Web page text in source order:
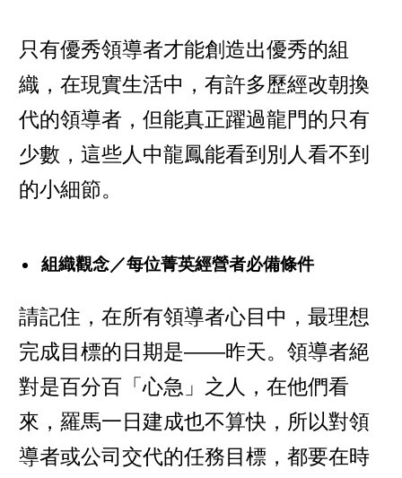
只有優秀領導者才能創造出優秀的組
織，在現實生活中，有許多歷經改朝換
代的領導者，但能真正躍過龍門的只有
少數，這些人中龍鳳能看到別人看不到
的小細節。
組織觀念／每位菁英經營者必備條件
請記住，在所有領導者心目中，最理想
完成目標的日期是——昨天。領導者絕
對是百分百「心急」之人，在他們看
來，羅馬一日建成也不算快，所以對領
導者或公司交代的任務目標，都要在時